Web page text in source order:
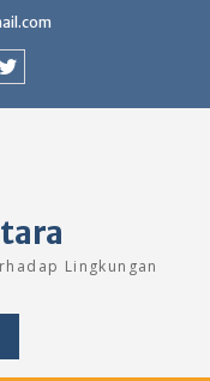
Lingkungan